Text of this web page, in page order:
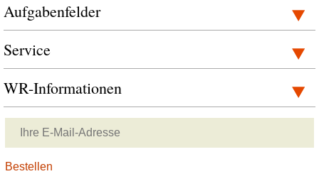
Aufgabenfelder
Service
WR-Informationen